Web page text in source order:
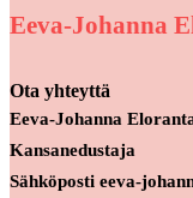
Eeva-Johanna
Ota yhteyttä
Eeva-Johanna
Kansanedustaja
Sähköposti eeva-